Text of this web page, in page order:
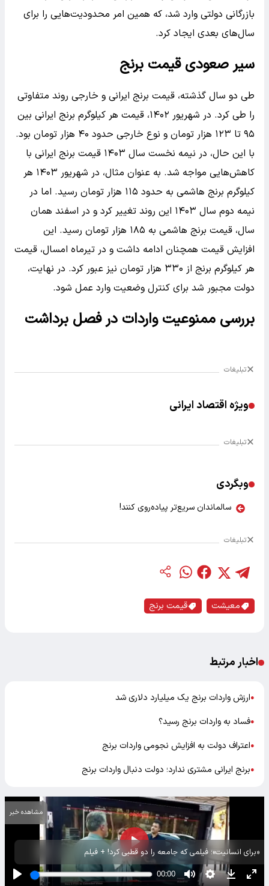
بازرگانی دولتی وارد شد، که همین امر محدودیت‌هایی را برای
سال‌های بعدی ایجاد کرد.
سیر صعودی قیمت برنج
طی دو سال گذشته، قیمت برنج ایرانی و خارجی روند متفاوتی
را طی کرد. در شهریور ۱۴۰۲، قیمت هر کیلوگرم برنج ایرانی بین
۹۵ تا ۱۲۳ هزار تومان و نوع خارجی حدود ۴۰ هزار تومان بود.
با این حال، در نیمه نخست سال ۱۴۰۳ قیمت برنج ایرانی با
کاهش‌هایی مواجه شد. به عنوان مثال، در شهریور ۱۴۰۳ هر
کیلوگرم برنج هاشمی به حدود ۱۱۵ هزار تومان رسید. اما در
نیمه دوم سال ۱۴۰۳ این روند تغییر کرد و در اسفند همان
سال، قیمت برنج هاشمی به ۱۸۵ هزار تومان رسید. این
افزایش قیمت همچنان ادامه داشت و در تیرماه امسال، قیمت
هر کیلوگرم برنج از ۳۳۰ هزار تومان نیز عبور کرد. در نهایت،
دولت مجبور شد برای کنترل وضعیت وارد عمل شود.
بررسی ممنوعیت واردات در فصل برداشت
تبلیغات
ویژه اقتصاد ایرانی
تبلیغات
وبگردی
سالماندان سریع‌تر پیاده‌روی کنند!
تبلیغات
معیشت قیمت برنج
اخبار مرتبط
●ارزش واردات برنج یک میلیارد دلاری شد
●فساد به واردات برنج رسید؟
●اعتراف دولت به افزایش نجومی واردات برنج
●برنج ایرانی مشتری ندارد؛ دولت دنبال واردات برنج‌
«برای انسانیت»؛ فیلمی که جامعه را دو قطبی کرد! + فیلم
مشاهده خبر